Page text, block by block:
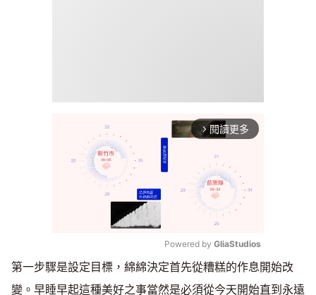
arrow_forward_ios 閱讀更多
Mute
Powered by GliaStudios
第一步驟是設定目標，綿綿決定首先從糟糕的作息開始改
變。早睡早起這種美好之事當然是必須從今天開始直到永遠